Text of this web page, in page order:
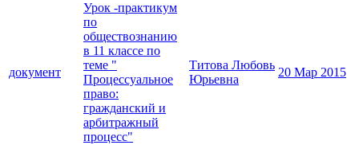
документ
Урок -практикум
по
обществознанию
в 11 классе по
теме "
Процессуальное
право:
гражданский и
арбитражный
процесс"
Титова Любовь
Юрьевна
20 Мар 2015